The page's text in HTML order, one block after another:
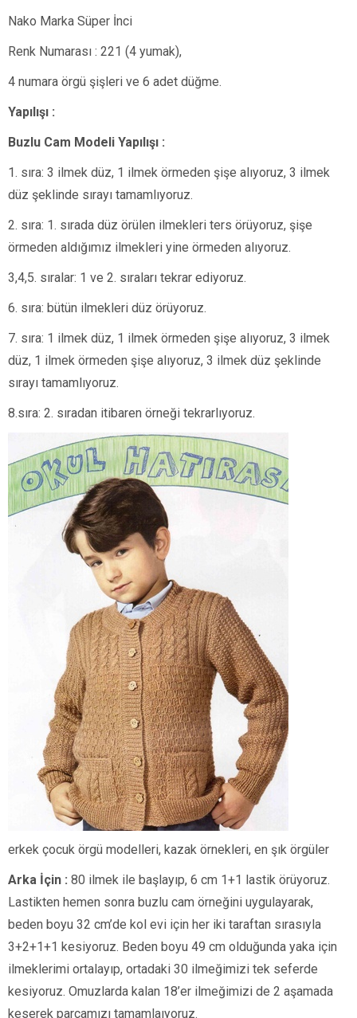
Nako Marka Süper İnci
Renk Numarası : 221 (4 yumak),
4 numara örgü şişleri ve 6 adet düğme.
Yapılışı :
Buzlu Cam Modeli Yapılışı :
1. sıra: 3 ilmek düz, 1 ilmek örmeden şişe alıyoruz, 3 ilmek
düz şeklinde sırayı tamamlıyoruz.
2. sıra: 1. sırada düz örülen ilmekleri ters örüyoruz, şişe
örmeden aldığımız ilmekleri yine örmeden alıyoruz.
3,4,5. sıralar: 1 ve 2. sıraları tekrar ediyoruz.
6. sıra: bütün ilmekleri düz örüyoruz.
7. sıra: 1 ilmek düz, 1 ilmek örmeden şişe alıyoruz, 3 ilmek
düz, 1 ilmek örmeden şişe alıyoruz, 3 ilmek düz şeklinde
sırayı tamamlıyoruz.
8.sıra: 2. sıradan itibaren örneği tekrarlıyoruz.
erkek çocuk örgü modelleri, kazak örnekleri, en şık örgüler
Arka İçin : 80 ilmek ile başlayıp, 6 cm 1+1 lastik örüyoruz.
Lastikten hemen sonra buzlu cam örneğini uygulayarak,
beden boyu 32 cm’de kol evi için her iki taraftan sırasıyla
3+2+1+1 kesiyoruz. Beden boyu 49 cm olduğunda yaka için
ilmeklerimi ortalayıp, ortadaki 30 ilmeğimizi tek seferde
kesiyoruz. Omuzlarda kalan 18’er ilmeğimizi de 2 aşamada
keserek parçamızı tamamlaıyoruz.